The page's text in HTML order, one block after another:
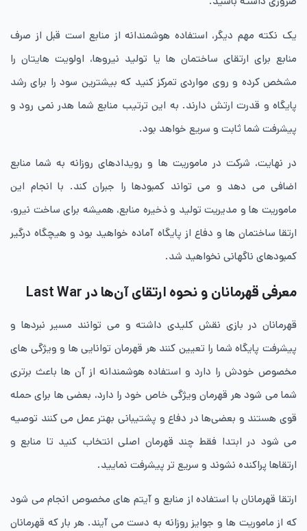
یک نکته مهم دیگر، استفاده هوشمندانه از منابع است قبل از صرف
منابع برای ارتقای ساختمان ها یا تولید نیروها، اولویت هایتان را
مشخص کرده و روی مواردی تمرکز کنید که بیشترین سود را برای رشد
پایگاه و قدرت ارتش دارند. به این ترتیب منابع شما هدر نمی رود و
پیشرفت شما ثابت و سریع خواهد بود.
در نهایت، شرکت در ماموریت ها و رویدادهای روزانه به شما منابع
اضافی می دهد و می تواند کمبودها را جبران کند. با انجام این
ماموریت ها و مدیریت تولید و ذخیره منابع، همیشه برای ساخت نیرو،
ارتقا ساختمان ها و دفاع از پایگاه آماده خواهید بود و هیچگاه درگیر
کمبودهای ناگهانی نخواهید شد.
معرفی قهرمانان و نحوه ارتقای آن‌ها در Last War
قهرمانان در بازی نقش کلیدی داشته و می توانند مسیر نبردها و
پیشرفت پایگاه شما را تعیین کنند هر قهرمان توانایی ها و ویژگی های
مخصوص خودش را دارد و استفاده هوشمندانه از آن ها باعث برتری
شما می شود هر قهرمان ویژگی خاص خود را دارد، بعضی ها برای حمله
قوی هستند و بعضی‌ها در دفاع و پشتیبانی بهتر عمل می کنند توصیه
می شود در ابتدا فقط چند قهرمان اصلی انتخاب کنید تا منابع و
ارتقاها پراکنده نشوند و سریع تر پیشرفت نمایید.
ارتقا قهرمانان با استفاده از منابع و آیتم های مخصوص انجام می شود
که از ماموریت ها و جوایز روزانه به دست می آیند. هر بار که قهرمانان